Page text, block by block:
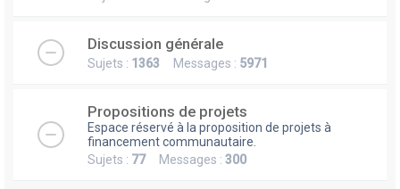
Discussion générale
Sujets : 1363 Messages : 5971
Propositions de projets
Espace réservé à la proposition de projets à
financement communautaire.
Sujets : 77Messages : 300